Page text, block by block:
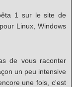
1 sur le site de
Linux, Windows
de vous raconter
un peu intensive
une fois, c'est